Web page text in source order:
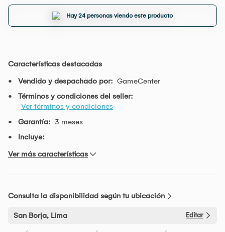
Hay 24 personas viendo este producto
Características destacadas
Vendido y despachado por: GameCenter
Términos y condiciones del seller:
Ver términos y condiciones
Garantía: 3 meses
Incluye:
Ver más características
Consulta la disponibilidad según tu ubicación
San Borja, Lima Editar